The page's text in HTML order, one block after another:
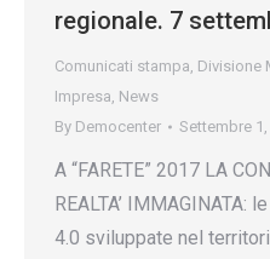
regionale. 7
Comunicati stampa, Divisione
Impresa, News
By Democenter Settembre
A “FARETE” 2017 LA
REALTA’ IMMAGINATA:
4.0 sviluppate nel